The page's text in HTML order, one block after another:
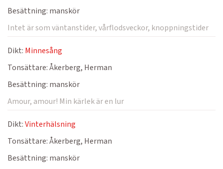
Besättning: manskör
Intet är som väntanstider, vårflodsveckor, knoppningstider
Dikt: Minnesång
Tonsättare:Åkerberg, Herman
Besättning: manskör
Amour, amour! Min kärlek är en lur
Dikt:Vinterhälsning
Tonsättare:Åkerberg, Herman
Besättning: manskör